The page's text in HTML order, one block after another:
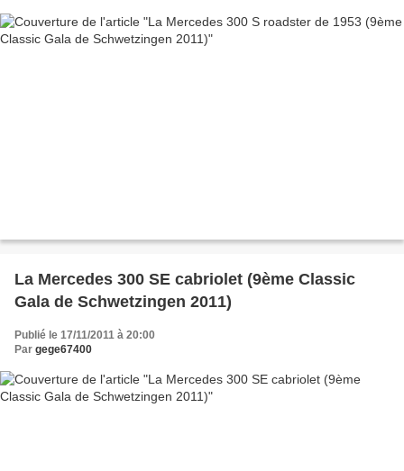
La Mercedes 300 SE cabriolet (9ème Classic
Gala de Schwetzingen 2011)
Publié le 17/11/2011 à 20:00
Par gege67400